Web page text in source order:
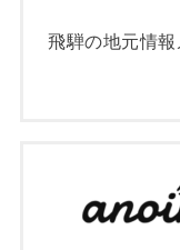
飛騨の地元情報